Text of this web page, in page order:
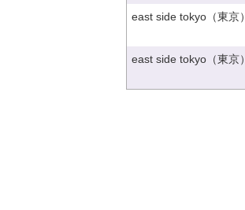
east side tokyo（東京）
east side tokyo（東京）